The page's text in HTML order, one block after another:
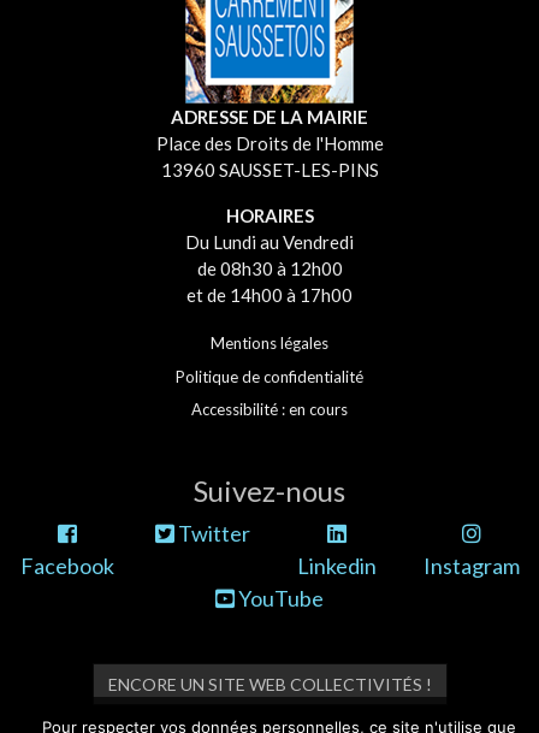
ADRESSE DE LA MAIRIE
Place des Droits de l'Homme
13960 SAUSSET-LES-PINS
HORAIRES
Du Lundi au Vendredi
de 08h30 à 12h00
et de 14h00 à 17h00
Mentions légales
Politique de confidentialité
Accessibilité : en cours
Suivez-nous
Facebook
Twitter
Linkedin
Instagram
YouTube
ENCORE UN SITE WEB COLLECTIVITÉS !
Pour respecter vos données personnelles, ce site n'utilise que